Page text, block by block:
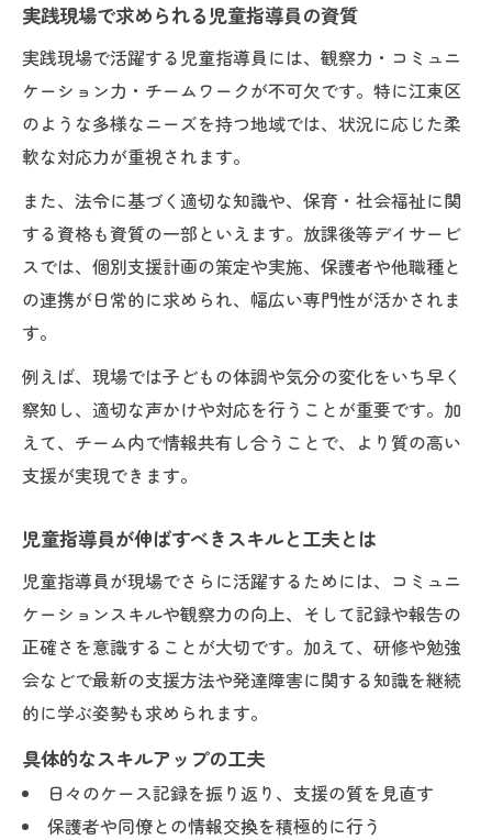
常勤・非常勤児童指導員の配置要件を解説
配置基準見直しと児童指導員への影響
給料や待遇の現状に着目した児童指導員の実情
児童指導員の給料相場と待遇のポイント
特徴
児童指導員に多い福利厚生や働き方支援策
実際に働く児童指導員の待遇満足度はどう
実践現場で求められる児童指導員の資質
実践現場で活躍する児童指導員には、観察力・コミュニ
ケーション力・チームワークが不可欠です。特に江東区
のような多様なニーズを持つ地域では、状況に応じた柔
軟な対応力が重視されます。
また、法令に基づく適切な知識や、保育・社会福祉に関
する資格も資質の一部といえます。放課後等デイサービ
スでは、個別支援計画の策定や実施、保護者や他職種と
の連携が日常的に求められ、幅広い専門性が活かされま
す。
例えば、現場では子どもの体調や気分の変化をいち早く
察知し、適切な声かけや対応を行うことが重要です。加
えて、チーム内で情報共有し合うことで、より質の高い
支援が実現できます。
児童指導員が伸ばすべきスキルと工夫とは
児童指導員が現場でさらに活躍するためには、コミュニ
ケーションスキルや観察力の向上、そして記録や報告の
正確さを意識することが大切です。加えて、研修や勉強
会などで最新の支援方法や発達障害に関する知識を継続
的に学ぶ姿勢も求められます。
具体的なスキルアップの工夫
日々のケース記録を振り返り、支援の質を見直す
保護者や同僚との情報交換を積極的に行う